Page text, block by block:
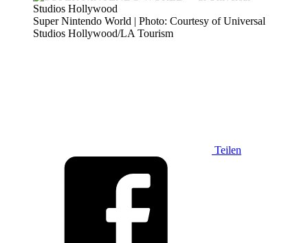
Super Nintendo World | Photo: Courtesy of Universal
Studios Hollywood/LA Tourism
Teilen